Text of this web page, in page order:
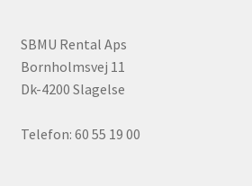
SBMU Rental Aps
Bornholmsvej 11
Dk-4200 Slagelse
Telefon: 60 55 19 00